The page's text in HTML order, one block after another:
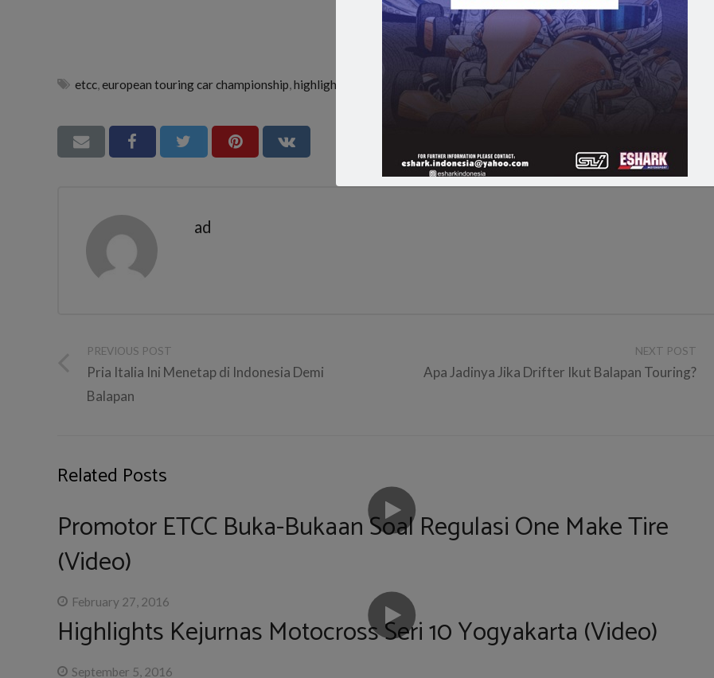
etcc,european touring car championship,highlights musim 2015,seri 1
ad
PREVIOUS POST
Pria Italia Ini Menetap di Indonesia Demi
Balapan
NEXT POST
Apa Jadinya Jika Drifter Ikut Balapan Touring?
Related Posts
Promotor ETCC Buka-Bukaan Soal Regulasi One Make Tire
(Video)
February 27, 2016
Highlights Kejurnas Motocross Seri 10 Yogyakarta (Video)
September 5, 2016